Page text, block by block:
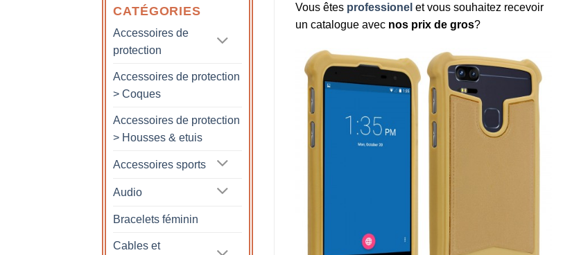
CATÉGORIES
Accessoires de
protection
Accessoires de protection
> Coques
Accessoires de protection
> Housses & etuis
Accessoires sports
Audio
Bracelets féminin
Cables et
Vous êtes professionel et vous souhaitez recevoir
un catalogue avec nos prix de gros?